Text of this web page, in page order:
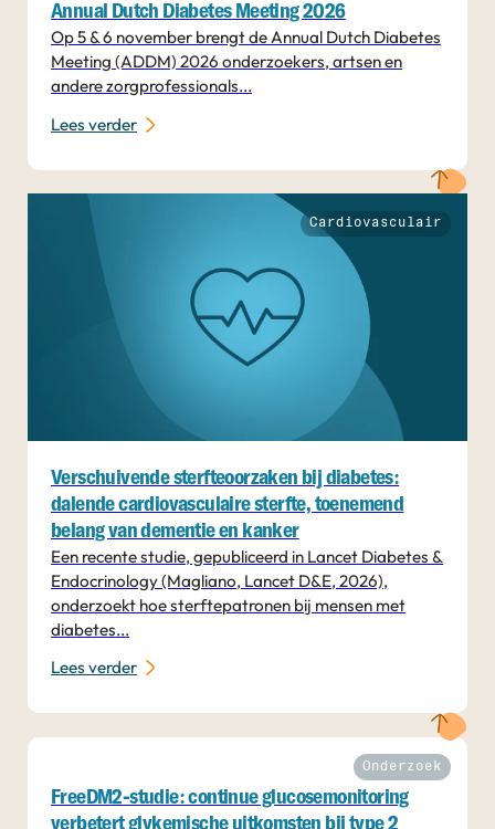
Annual Dutch Diabetes Meeting 2026
Op 5 & 6 november brengt de Annual Dutch Diabetes
Meeting (ADDM) 2026 onderzoekers, artsen en
andere zorgprofessionals...
Lees verder
Cardiovasculair
Verschuivende sterfteoorzaken bij diabetes:
dalende cardiovasculaire sterfte, toenemend
belang van dementie en kanker
Een recente studie, gepubliceerd in Lancet Diabetes &
Endocrinology (Magliano, Lancet D&E, 2026),
onderzoekt hoe sterftepatronen bij mensen met
diabetes...
Lees verder
Onderzoek
FreeDM2-studie: continue glucosemonitoring
verbetert glykemische uitkomsten bij type 2